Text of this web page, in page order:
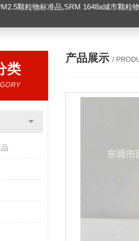
颗粒物标准品,SRM 1648a城市颗粒物,SRM 1649B
类
产品展示 /